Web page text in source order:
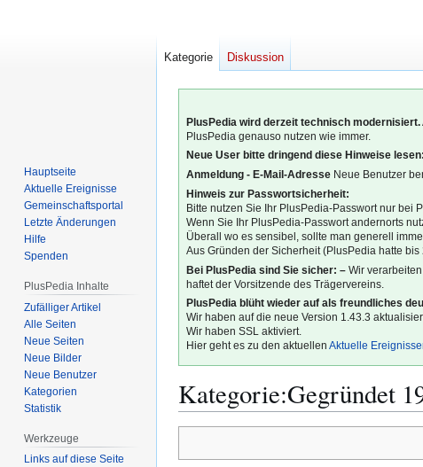
PlusPedia wird derzeit technisch modernisiert.
PlusPedia genauso nutzen wie immer.
Neue User bitte dringend diese Hinweise lesen:
Anmeldung - E-Mail-Adresse Neue Benutzer
Hinweis zur Passwortsicherheit:
Bitte nutzen Sie Ihr PlusPedia-Passwort nur bei
Wenn Sie Ihr PlusPedia-Passwort andernorts
Überall wo es sensibel, sollte man generell
Aus Gründen der Sicherheit (PlusPedia hatte bis
Bei PlusPedia sind Sie sicher: – Wir
haftet der Vorsitzende des Trägervereins.
PlusPedia blüht wieder auf als freundliches
Wir haben auf die neue Version 1.43.3
Wir haben SSL aktiviert.
Hier geht es zu den aktuellenAktuelle
Kategorie:Gegründet
Kategorie Diskussion
Hauptseite
Aktuelle Ereignisse
Gemeinschafts­portal
Letzte Änderungen
Hilfe
Spenden
PlusPedia Inhalte
Zufälliger Artikel
Alle Seiten
Neue Seiten
Neue Bilder
Neue Benutzer
Kategorien
Statistik
Werkzeuge
Links auf diese Seite